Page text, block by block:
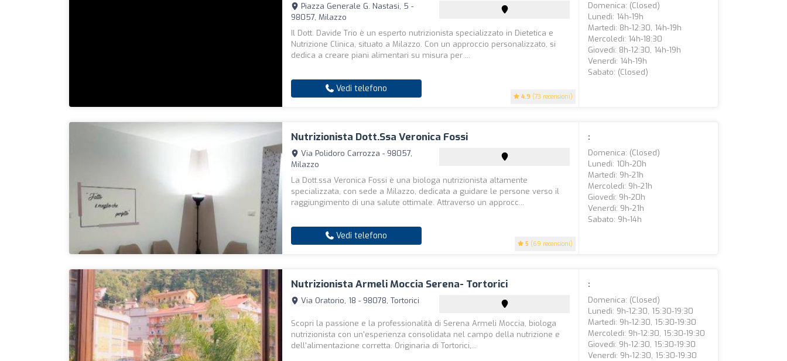
4.9 (73 recensioni)
Piazza Generale G. Nastasi, 5 -
98057, Milazzo
Il Dott. Davide Trio è un esperto nutrizionista specializzato in Dietetica e
Nutrizione Clinica, situato a Milazzo. Con un approccio personalizzato, si
dedica a creare piani alimentari su misura per ...
Vedi telefono
Domenica: (closed)
Lunedì: 14h-19h
Martedì: 8h-12:30, 14h-19h
Mercoledì: 14h-18:30
Giovedì: 8h-12:30, 14h-19h
Venerdì: 14h-19h
Sabato: (closed)
Nutrizionista Dott.ssa Veronica Fossi
5 (69 recensioni)
Via Polidoro Carrozza - 98057,
Milazzo
La Dott.ssa Veronica Fossi è una biologa nutrizionista altamente
specializzata, con sede a Milazzo, dedicata a guidare le persone verso il
raggiungimento di una salute ottimale. Attraverso un approcc...
Vedi telefono
:
Domenica: (closed)
Lunedì: 10h-20h
Martedì: 9h-21h
Mercoledì: 9h-21h
Giovedì: 9h-20h
Venerdì: 9h-21h
Sabato: 9h-14h
Nutrizionista Armeli Moccia Serena- Tortorici
Via Oratorio, 18 - 98078, Tortorici
Scopri la passione e la professionalità di Serena Armeli Moccia, biologa
nutrizionista con un'esperienza consolidata nel campo della nutrizione e
dell'alimentazione corretta. Originaria di Tortorici,...
:
Domenica: (closed)
Lunedì: 9h-12:30, 15:30-19:30
Martedì: 9h-12:30, 15:30-19:30
Mercoledì: 9h-12:30, 15:30-19:30
Giovedì: 9h-12:30, 15:30-19:30
Venerdì: 9h-12:30, 15:30-19:30